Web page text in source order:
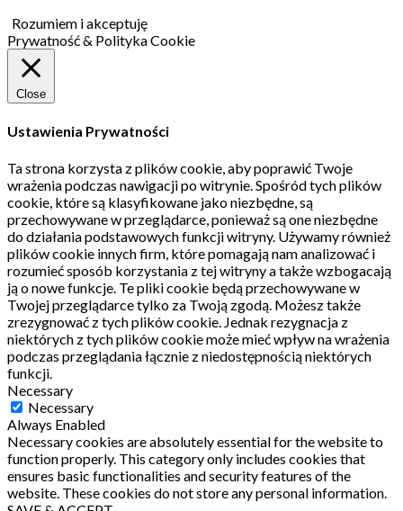
Rozumiem i akceptuję
Prywatność & Polityka Cookie
Close
Ustawienia Prywatności
Ta strona korzysta z plików cookie, aby poprawić Twoje
wrażenia podczas nawigacji po witrynie. Spośród tych plików
cookie, które są klasyfikowane jako niezbędne, są
przechowywane w przeglądarce, ponieważ są one niezbędne
do działania podstawowych funkcji witryny. Używamy również
plików cookie innych firm, które pomagają nam analizować i
rozumieć sposób korzystania z tej witryny a także wzbogacają
ją o nowe funkcje. Te pliki cookie będą przechowywane w
Twojej przeglądarce tylko za Twoją zgodą. Możesz także
zrezygnować z tych plików cookie. Jednak rezygnacja z
niektórych z tych plików cookie może mieć wpływ na wrażenia
podczas przeglądania łącznie z niedostępnością niektórych
funkcji.
Necessary
Necessary
Always Enabled
Necessary cookies are absolutely essential for the website to
function properly. This category only includes cookies that
ensures basic functionalities and security features of the
website. These cookies do not store any personal information.